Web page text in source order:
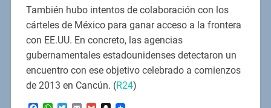
También hubo intentos de colaboración con los
cárteles de México para ganar acceso a la frontera
con EE.UU. En concreto, las agencias
gubernamentales estadounidenses detectaron un
encuentro con ese objetivo celebrado a comienzos
de 2013 en Cancún. (R24)